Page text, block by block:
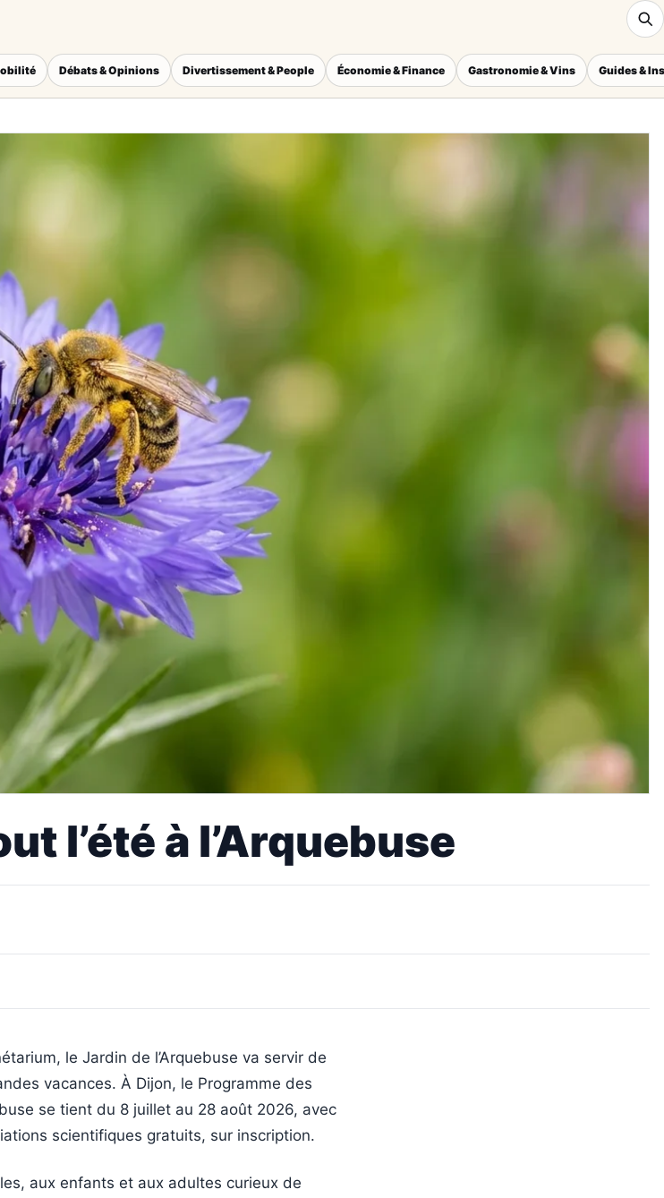
Débats & Opinions Divertissement & People Économie & Finance Gastronomie & Vins Guides &
l’été à l’Arquebuse
le Jardin de l’Arquebuse va servir de
vacances. À Dijon, le Programme des
se tient du 8 juillet au 28 août 2026, avec
scientifiques gratuits, sur inscription.
aux enfants et aux adultes curieux de